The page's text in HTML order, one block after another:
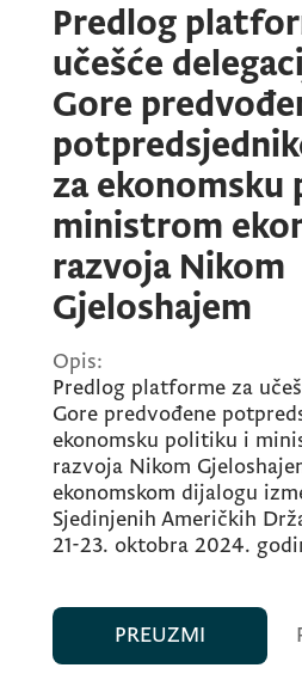
Predlog
učešće
Gore
za
ministrom
razvoja Nikom
Gjeloshajem
Opis:
Predlog platforme za
Gore predvođene
ekonomsku politiku i
razvoja Nikom
ekonomskom dijalogu
Sjedinjenih Američkih
21-23. oktobra 2024.
PREUZMI